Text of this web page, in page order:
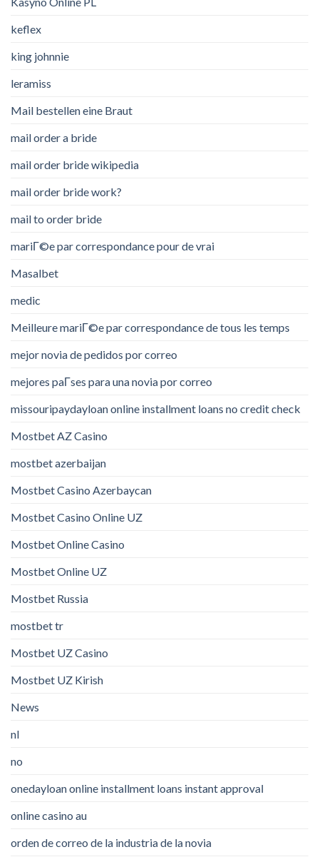
keflex
king johnnie
leramiss
Mail bestellen eine Braut
mail order a bride
mail order bride wikipedia
mail order bride work?
mail to order bride
mariГ©e par correspondance pour de vrai
Masalbet
medic
Meilleure mariГ©e par correspondance de tous les temps
mejor novia de pedidos por correo
mejores paГ­ses para una novia por correo
missouripaydayloan online installment loans no credit check
Mostbet AZ Casino
mostbet azerbaijan
Mostbet Casino Azerbaycan
Mostbet Casino Online UZ
Mostbet Online Casino
Mostbet Online UZ
Mostbet Russia
mostbet tr
Mostbet UZ Casino
Mostbet UZ Kirish
News
nl
no
onedayloan online installment loans instant approval
online casino au
orden de correo de la industria de la novia